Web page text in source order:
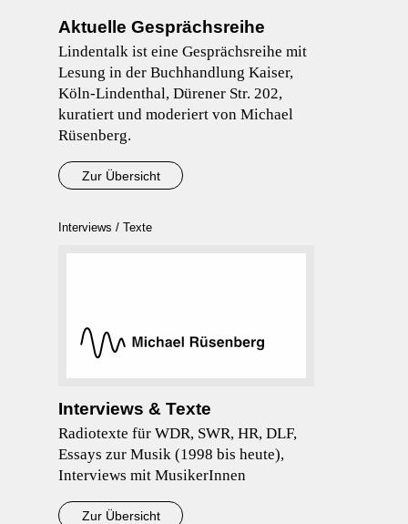
Aktuelle Gesprächsreihe
Lindentalk ist eine Gesprächsreihe mit
Lesung in der Buchhandlung Kaiser,
Köln-Lindenthal, Dürener Str. 202,
kuratiert und moderiert von Michael
Rüsenberg.
Zur Übersicht
Interviews / Texte
Interviews & Texte
Radiotexte für WDR, SWR, HR, DLF,
Essays zur Musik (1998 bis heute),
Interviews mit MusikerInnen
Zur Übersicht